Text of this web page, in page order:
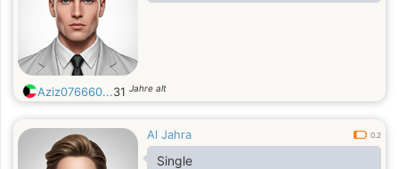
Aziz076660...31 Jahre alt
Al Jahra 0.2
Single